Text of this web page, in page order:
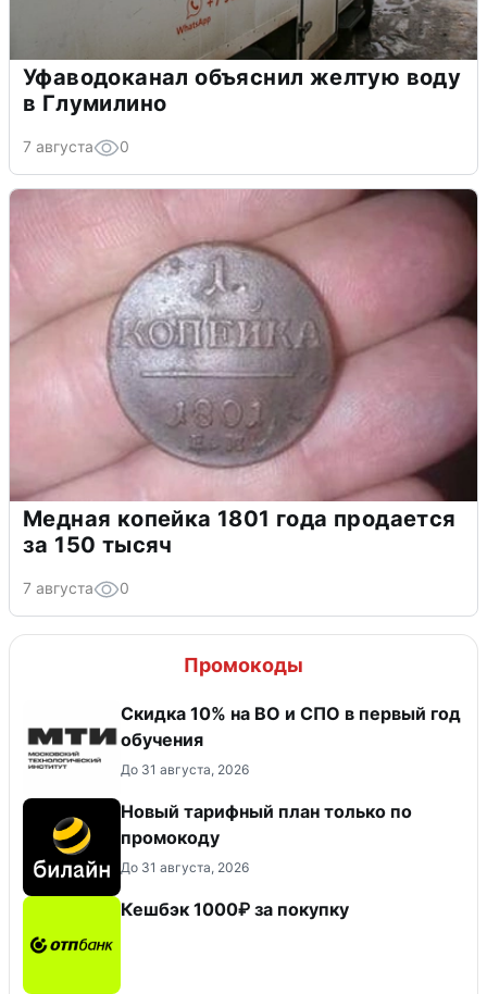
Уфаводоканал объяснил желтую воду
в Глумилино
7 августа 0
Медная копейка 1801 года продается
за 150 тысяч
7 августа 0
Промокоды
Скидка 10% на ВО и СПО в первый год
обучения
До 31 августа, 2026
Новый тарифный план только по
промокоду
До 31 августа, 2026
Кешбэк 1000₽ за покупку